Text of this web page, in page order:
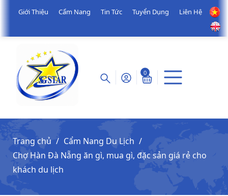
Giới Thiệu Cẩm Nang Tin Tức Tuyển Dụng Liên Hệ
0
Trang chủ
Cẩm Nang Du Lịch
Chợ Hàn Đà Nẵng ăn gì, mua gì, đặc sản giá rẻ cho
khách du lịch